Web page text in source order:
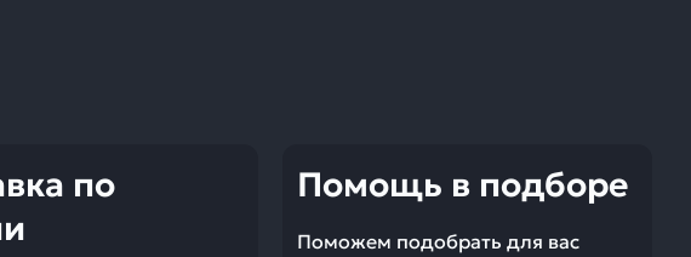
по
Помощь в подборе
Поможем подобрать для вас